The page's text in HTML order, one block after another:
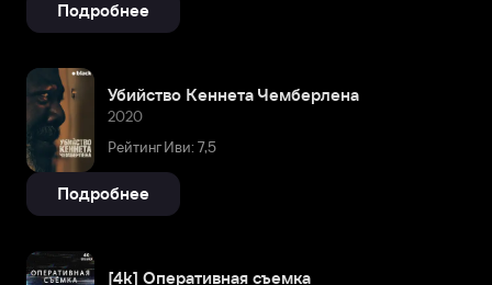
Подробнее
Убийство Кеннета Чемберлена
2020
Рейтинг Иви: 7,5
Подробнее
[4k] Оперативная съемка